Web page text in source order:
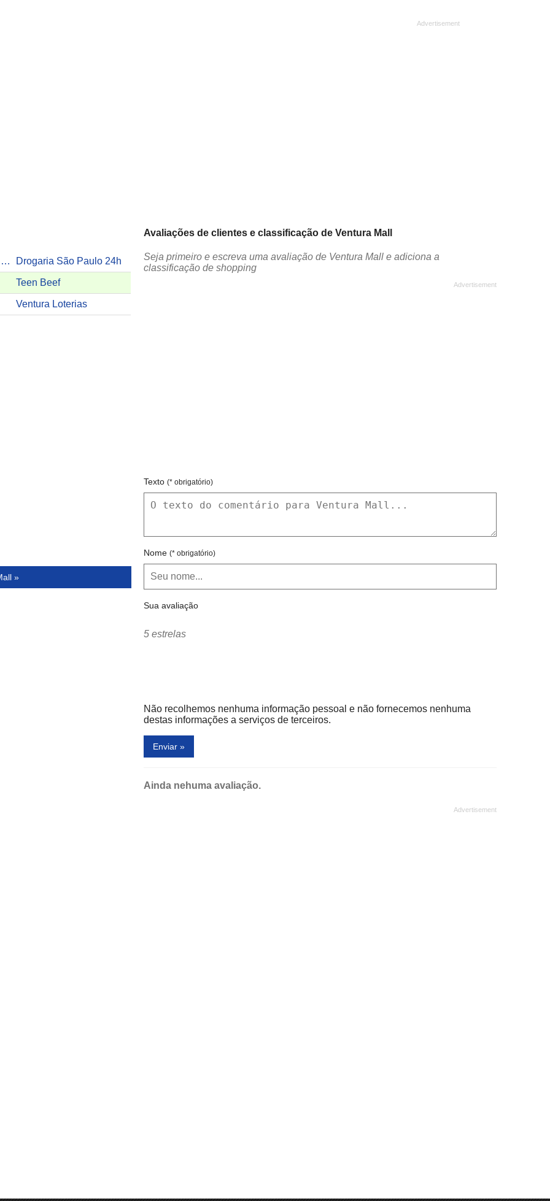
Boulangerie de France 24h Drogaria São Paulo 24h
Teen Beef
Ventura Loterias
»
Avaliações de clientes e classificação de Ventura Mall
Seja primeiro e escreva uma avaliação de Ventura Mall e adiciona a
classificação de shopping
Texto (* obrigatório)
Nome (* obrigatório)
Sua avaliação
5 estrelas
Não recolhemos nenhuma informação pessoal e não fornecemos nenhuma
destas informações a serviços de terceiros.
Enviar »
Ainda nehuma avaliação.